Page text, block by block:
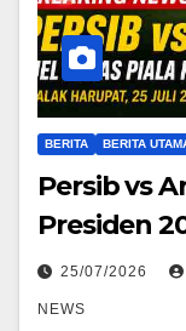
BERITA BERITA
Persib vs
Presiden
25/07/2026
NEWS